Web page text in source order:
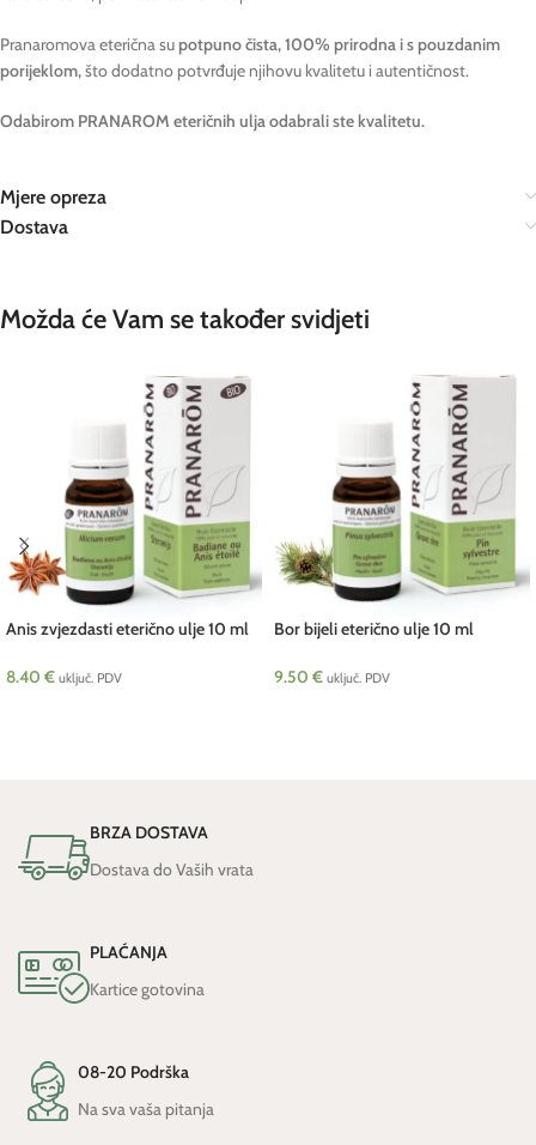
Pranaromova eterična supotpuno čista, 100% prirodna i s pouzdanim
porijeklom,što dodatno potvrđuje njihovu kvalitetu i autentičnost.
Odabirom PRANAROM eteričnih ulja odabrali ste kvalitetu.
Mjere opreza
Dostava
Možda će Vam se također svidjeti
Anis zvjezdasti eterično ulje 10 ml
8.40 € uključ. PDV
Bor bijeli eterično ulje 10 ml
9.50 € uključ. PDV
BRZA DOSTAVA
Dostava do Vaših vrata
PLAĆANJA
Kartice gotovina
08-20 Podrška
Na sva vaša pitanja